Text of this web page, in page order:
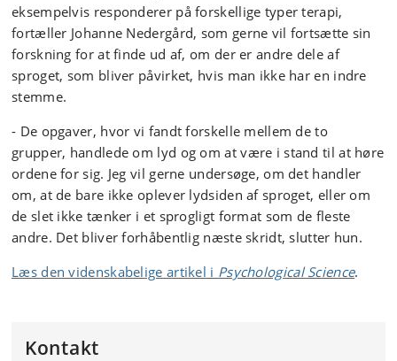
eksempelvis responderer på forskellige typer terapi,
fortæller Johanne Nedergård, som gerne vil fortsætte sin
forskning for at finde ud af, om der er andre dele af
sproget, som bliver påvirket, hvis man ikke har en indre
stemme.
- De opgaver, hvor vi fandt forskelle mellem de to
grupper, handlede om lyd og om at være i stand til at høre
ordene for sig. Jeg vil gerne undersøge, om det handler
om, at de bare ikke oplever lydsiden af sproget, eller om
de slet ikke tænker i et sprogligt format som de fleste
andre. Det bliver forhåbentlig næste skridt, slutter hun.
Læs den videnskabelige artikel i Psychological Science.
Kontakt